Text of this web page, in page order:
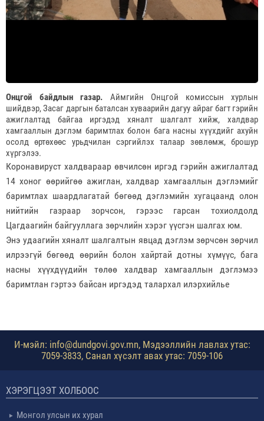
Онцгой байдлын газар. Аймгийн Онцгой комиссын хурлын
шийдвэр, Засаг даргын баталсан хуваарийн дагуу айраг багт гэрийн
ажиглалтад байгаа иргэдэд хяналт шалгалт хийж, халдвар
хамгааллын дэглэм баримтлах болон бага насны хүүхдийг ахуйн
осолд өртөхөөс урьдчилан сэргийлэх талаар зөвлөмж, брошур
хүргэлээ.
Коронавируст халдвараар өвчилсөн иргэд гэрийн ажиглалтад
14 хоног өөрийгөө ажиглан, халдвар хамгааллын дэглэмийг
баримтлах шаардлагатай бөгөөд дэглэмийн хугацаанд олон
нийтийн газраар зорчсон, гэрээс гарсан тохиолдолд
Цагдаагийн байгууллага зөрчлийн хэрэг үүсгэн шалгах юм.
Энэ удаагийн хяналт шалгалтын явцад дэглэм зөрчсөн зөрчил
илрээгүй бөгөөд өөрийн болон хайртай дотны хүмүүс, бага
насны хүүхдүүдийн төлөө халдвар хамгааллын дэглэмээ
баримтлан гэртээ байсан иргэдэд талархал илэрхийлье
И-мэйл: info@dundgovi.gov.mn, Мэдээллийн лавлах утас:
7059-3833, Санал хүсэлт авах утас: 7059-106
ХЭРЭГЦЭЭТ ХОЛБООС
Монгол улсын их хурал